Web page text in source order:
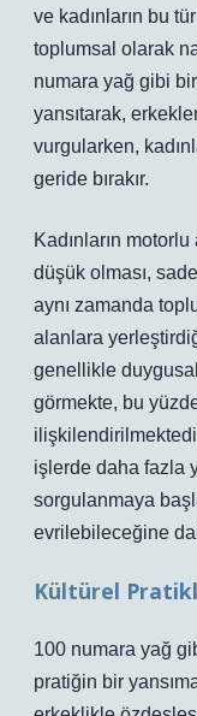
ve kadınların bu
toplumsal olarak
numara yağ gibi
yansıtarak,
vurgularken,
geride bırakır.
Kadınların
düşük olması,
aynı zamanda
alanlara
genellikle
görmekte, bu
işlerde daha fazla
sorgulanmaya
evrilebileceğine
Kültürel
100 numara yağ
pratiğin bir